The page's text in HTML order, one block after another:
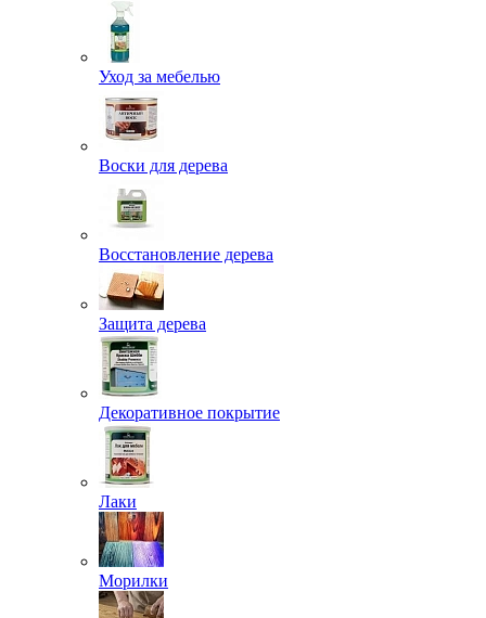
Уход за мебелью
Воски для дерева
Восстановление дерева
Защита дерева
Декоративное покрытие
Лаки
Морилки